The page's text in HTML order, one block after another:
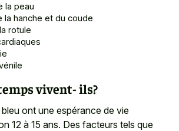
la peau
la hanche et du coude
rotule
vivent- ils?
ont une espérance de vie
12 à 15 ans. Des facteurs tels que